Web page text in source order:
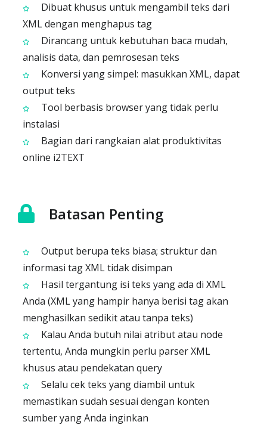
Dibuat khusus untuk mengambil teks dari
XML dengan menghapus tag
Dirancang untuk kebutuhan baca mudah,
analisis data, dan pemrosesan teks
Konversi yang simpel: masukkan XML, dapat
output teks
Tool berbasis browser yang tidak perlu
instalasi
Bagian dari rangkaian alat produktivitas
online i2TEXT
Batasan Penting
Output berupa teks biasa; struktur dan
informasi tag XML tidak disimpan
Hasil tergantung isi teks yang ada di XML
Anda (XML yang hampir hanya berisi tag akan
menghasilkan sedikit atau tanpa teks)
Kalau Anda butuh nilai atribut atau node
tertentu, Anda mungkin perlu parser XML
khusus atau pendekatan query
Selalu cek teks yang diambil untuk
memastikan sudah sesuai dengan konten
sumber yang Anda inginkan